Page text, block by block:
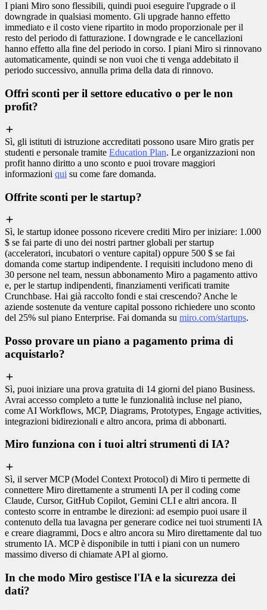
I piani Miro sono flessibili, quindi puoi eseguire l'upgrade o il
downgrade in qualsiasi momento. Gli upgrade hanno effetto
immediato e il costo viene ripartito in modo proporzionale per il
resto del periodo di fatturazione. I downgrade e le cancellazioni
hanno effetto alla fine del periodo in corso. I piani Miro si rinnovano
automaticamente, quindi se non vuoi che ti venga addebitato il
periodo successivo, annulla prima della data di rinnovo.
Offri sconti per il settore educativo o per le non
profit?
Sì, gli istituti di istruzione accreditati possono usare Miro gratis per
studenti e personale tramite Education Plan. Le organizzazioni non
profit hanno diritto a uno sconto e puoi trovare maggiori
informazioni qui su come fare domanda.
Offrite sconti per le startup?
Sì, le startup idonee possono ricevere crediti Miro per iniziare: 1.000
$ se fai parte di uno dei nostri partner globali per startup
(acceleratori, incubatori o venture capital) oppure 500 $ se fai
domanda come startup indipendente. I requisiti includono meno di
30 persone nel team, nessun abbonamento Miro a pagamento attivo
e, per le startup indipendenti, finanziamenti verificati tramite
Crunchbase. Hai già raccolto fondi e stai crescendo? Anche le
aziende sostenute da venture capital possono richiedere uno sconto
del 25% sul piano Enterprise. Fai domanda su miro.com/startups.
Posso provare un piano a pagamento prima di
acquistarlo?
Sì, puoi iniziare una prova gratuita di 14 giorni del piano Business.
Avrai accesso completo a tutte le funzionalità incluse nel piano,
come AI Workflows, MCP, Diagrams, Prototypes, Engage activities,
integrazioni bidirezionali e altro ancora, prima di abbonarti.
Miro funziona con i tuoi altri strumenti di IA?
Sì, il server MCP (Model Context Protocol) di Miro ti permette di
connettere Miro direttamente a strumenti IA per il coding come
Claude, Cursor, GitHub Copilot, Gemini CLI e altri ancora. Il
contesto scorre in entrambe le direzioni: ad esempio puoi usare il
contenuto della tua lavagna per generare codice nei tuoi strumenti IA
e creare diagrammi, Docs e altro ancora su Miro direttamente dal tuo
strumento IA. MCP è disponibile in tutti i piani con un numero
massimo diverso di chiamate API al giorno.
In che modo Miro gestisce l'IA e la sicurezza dei
dati?